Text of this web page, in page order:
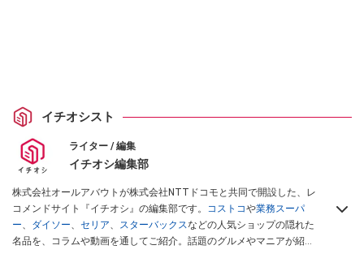
イチオシスト
ライター / 編集
イチオシ編集部
株式会社オールアバウトが株式会社NTTドコモと共同で開設した、レ
コメンドサイト『イチオシ』の編集部です。 コストコや業務スーパ
ー、 ダイソー、 セリア、 スターバックスなどの人気ショップの隠れた
名品を、コラムや動画を通してご紹介。話題のグルメやマニアが紹介